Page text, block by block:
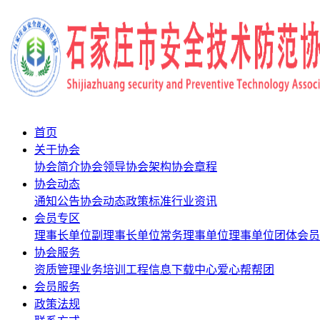
首页
关于协会
协会简介协会领导协会架构协会章程
协会动态
通知公告协会动态政策标准行业资讯
会员专区
理事长单位副理事长单位常务理事单位理事单位 团体会员
协会服务
资质管理业务培训 工程信息下载中心爱心帮帮团
会员服务
政策法规